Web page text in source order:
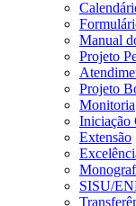
Manual
Projeto
Projeto
Monitoria
Iniciação
Extensão
SISU/